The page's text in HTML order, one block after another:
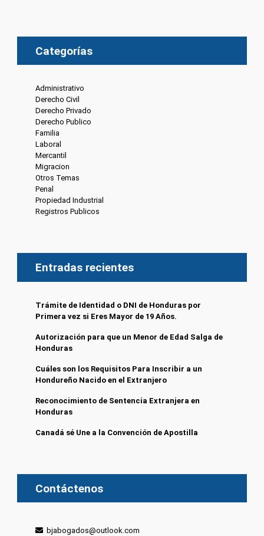
Categorías
Administrativo
Derecho Civil
Derecho Privado
Derecho Publico
Familia
Laboral
Mercantil
Migracion
Otros Temas
Penal
Propiedad Industrial
Registros Publicos
Entradas recientes
Trámite de Identidad o DNI de Honduras por
Primera vez si Eres Mayor de 19 Años.
Autorización para que un Menor de Edad Salga de
Honduras
Cuáles son los Requisitos Para Inscribir a un
Hondureño Nacido en el Extranjero
Reconocimiento de Sentencia Extranjera en
Honduras
Canadá sé Une a la Convención de Apostilla
Contáctenos
bjabogados@outlook.com